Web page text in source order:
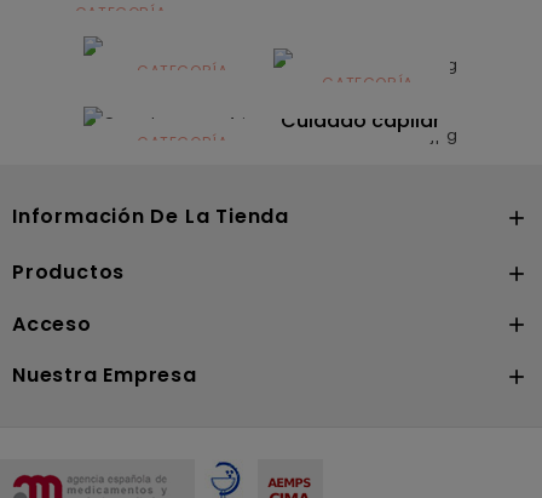
CATEGORÍA
Alimentación
infantilCATEGORÍA
Dermocosmética
CATEGORÍA
Solares
CATEGORÍA
Cuidado capilar
Información De La Tienda 
Productos 
Acceso 
Nuestra Empresa 